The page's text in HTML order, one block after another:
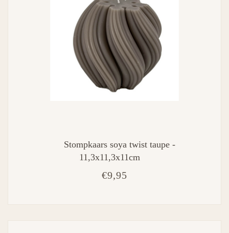
Stompkaars soya twist taupe -
11,3x11,3x11cm
€9,95